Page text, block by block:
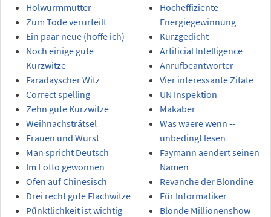
Holwurmmutter
Zum Tode verurteilt
Ein paar neue (hoffe ich)
Noch einige gute
Kurzwitze
Faradayscher Witz
Correct spelling
Zehn gute Kurzwitze
Weihnachsträtsel
Frauen und Wurst
Man spricht Deutsch
Im Lotto gewonnen
Ofen auf Chinesisch
Drei recht gute Flachwitze
Pünktlichkeit ist wichtig
Hocheffiziente
Energiegewinnung
Kurzgedicht
Artificial Intelligence
Anrufbeantworter
Vier interessante Zitate
UN Inspektion
Makaber
Was waere wenn --
unbedingt lesen
Faymann aendert seinen
Namen
Revanche der Blondine
Für Informatiker
Blonde Millionenshow